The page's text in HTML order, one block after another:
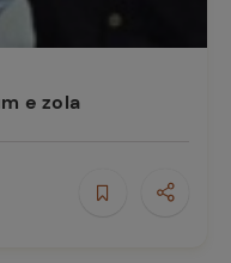
e zola